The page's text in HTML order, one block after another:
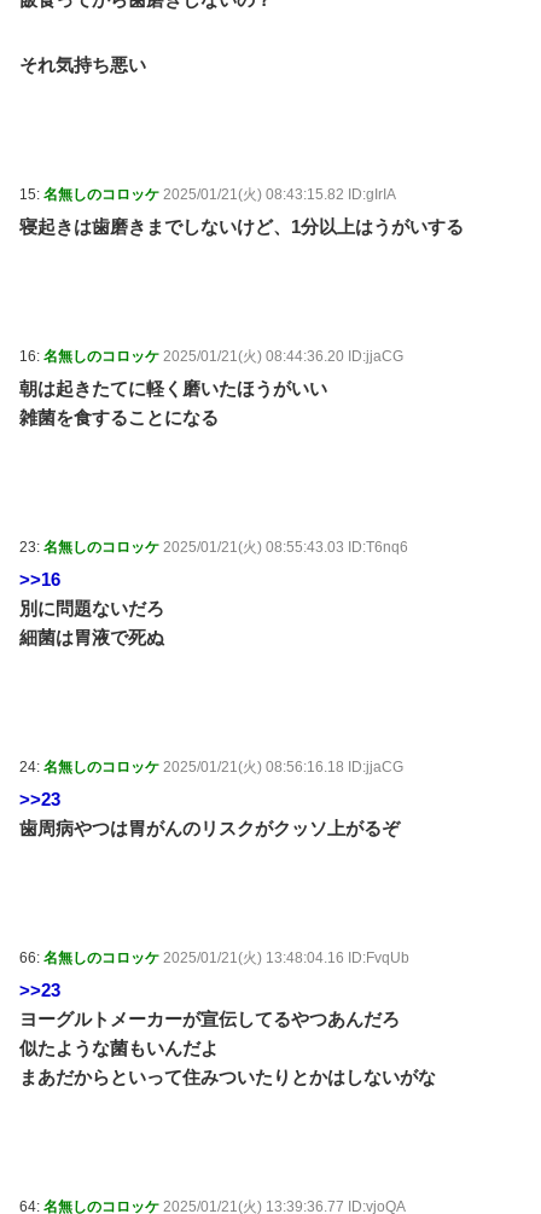
それ気持ち悪い
15: 名無しのコロッケ 2025/01/21(火) 08:43:15.82 ID:gIrIA
寝起きは歯磨きまでしないけど、1分以上はうがいする
16: 名無しのコロッケ 2025/01/21(火) 08:44:36.20 ID:jjaCG
朝は起きたてに軽く磨いたほうがいい
雑菌を食することになる
23: 名無しのコロッケ 2025/01/21(火) 08:55:43.03 ID:T6nq6
>>16
別に問題ないだろ
細菌は胃液で死ぬ
24: 名無しのコロッケ 2025/01/21(火) 08:56:16.18 ID:jjaCG
>>23
歯周病やつは胃がんのリスクがクッソ上がるぞ
66: 名無しのコロッケ 2025/01/21(火) 13:48:04.16 ID:FvqUb
>>23
ヨーグルトメーカーが宣伝してるやつあんだろ
似たような菌もいんだよ
まあだからといって住みついたりとかはしないがな
64: 名無しのコロッケ 2025/01/21(火) 13:39:36.77 ID:vjoQA